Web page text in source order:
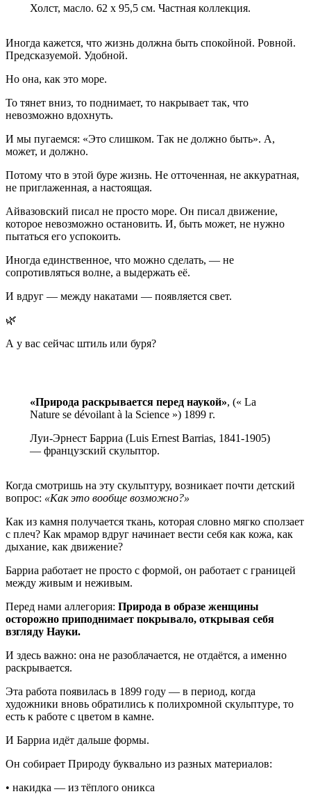
Холст, масло. 62 х 95,5 см. Частная коллекция.
Иногда кажется, что жизнь должна быть спокойной. Ровной.
Предсказуемой. Удобной.
Но она, как это море.
То тянет вниз, то поднимает, то накрывает так, что
невозможно вдохнуть.
И мы пугаемся: «Это слишком. Так не должно быть». А,
может, и должно.
Потому что в этой буре жизнь. Не отточенная, не аккуратная,
не приглаженная, а настоящая.
Айвазовский писал не просто море. Он писал движение,
которое невозможно остановить. И, быть может, не нужно
пытаться его успокоить.
Иногда единственное, что можно сделать, — не
сопротивляться волне, а выдержать её.
И вдруг — между накатами — появляется свет.
🌿
А у вас сейчас штиль или буря?
«Природа раскрывается перед наукой», (« La
Nature se dévoilant à la Science ») 1899 г.
Луи-Эрнест Барриа (Luis Ernest Barrias, 1841-1905)
— французский скульптор.
Когда смотришь на эту скульптуру, возникает почти детский
вопрос: «Как это вообще возможно?»
Как из камня получается ткань, которая словно мягко сползает
с плеч? Как мрамор вдруг начинает вести себя как кожа, как
дыхание, как движение?
Барриа работает не просто с формой, он работает с границей
между живым и неживым.
Перед нами аллегория: Природа в образе женщины
осторожно приподнимает покрывало, открывая себя
взгляду Науки.
И здесь важно: она не разоблачается, не отдаётся, а именно
раскрывается.
Эта работа появилась в 1899 году — в период, когда
художники вновь обратились к полихромной скульптуре, то
есть к работе с цветом в камне.
И Барриа идёт дальше формы.
Он собирает Природу буквально из разных материалов:
• накидка — из тёплого оникса